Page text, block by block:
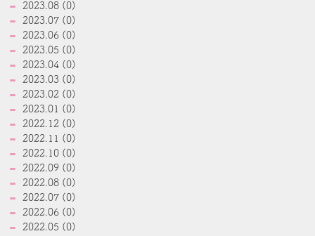
2023.08 (0)
2023.07 (0)
2023.06 (0)
2023.05 (0)
2023.04 (0)
2023.03 (0)
2023.02 (0)
2023.01 (0)
2022.12 (0)
2022.11 (0)
2022.10 (0)
2022.09 (0)
2022.08 (0)
2022.07 (0)
2022.06 (0)
2022.05 (0)